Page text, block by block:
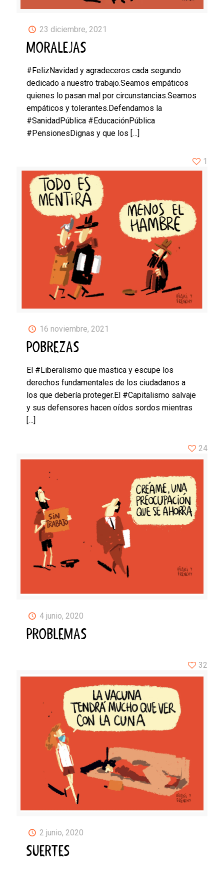
23 diciembre, 2021
MORALEJAS
#FelizNavidad y agradeceros cada segundo
dedicado a nuestro trabajo.Seamos empáticos
quienes lo pasan mal por circunstancias.Seamos
empáticos y tolerantes.Defendamos la
#SanidadPública #EducaciónPública
#PensionesDignas y que los […]
16 noviembre, 2021
POBREZAS
El #Liberalismo que mastica y escupe los
derechos fundamentales de los ciudadanos a
los que debería proteger.El #Capitalismo salvaje
y sus defensores hacen oídos sordos mientras
[…]
1
4 junio, 2020
PROBLEMAS
24
2 junio, 2020
SUERTES
32